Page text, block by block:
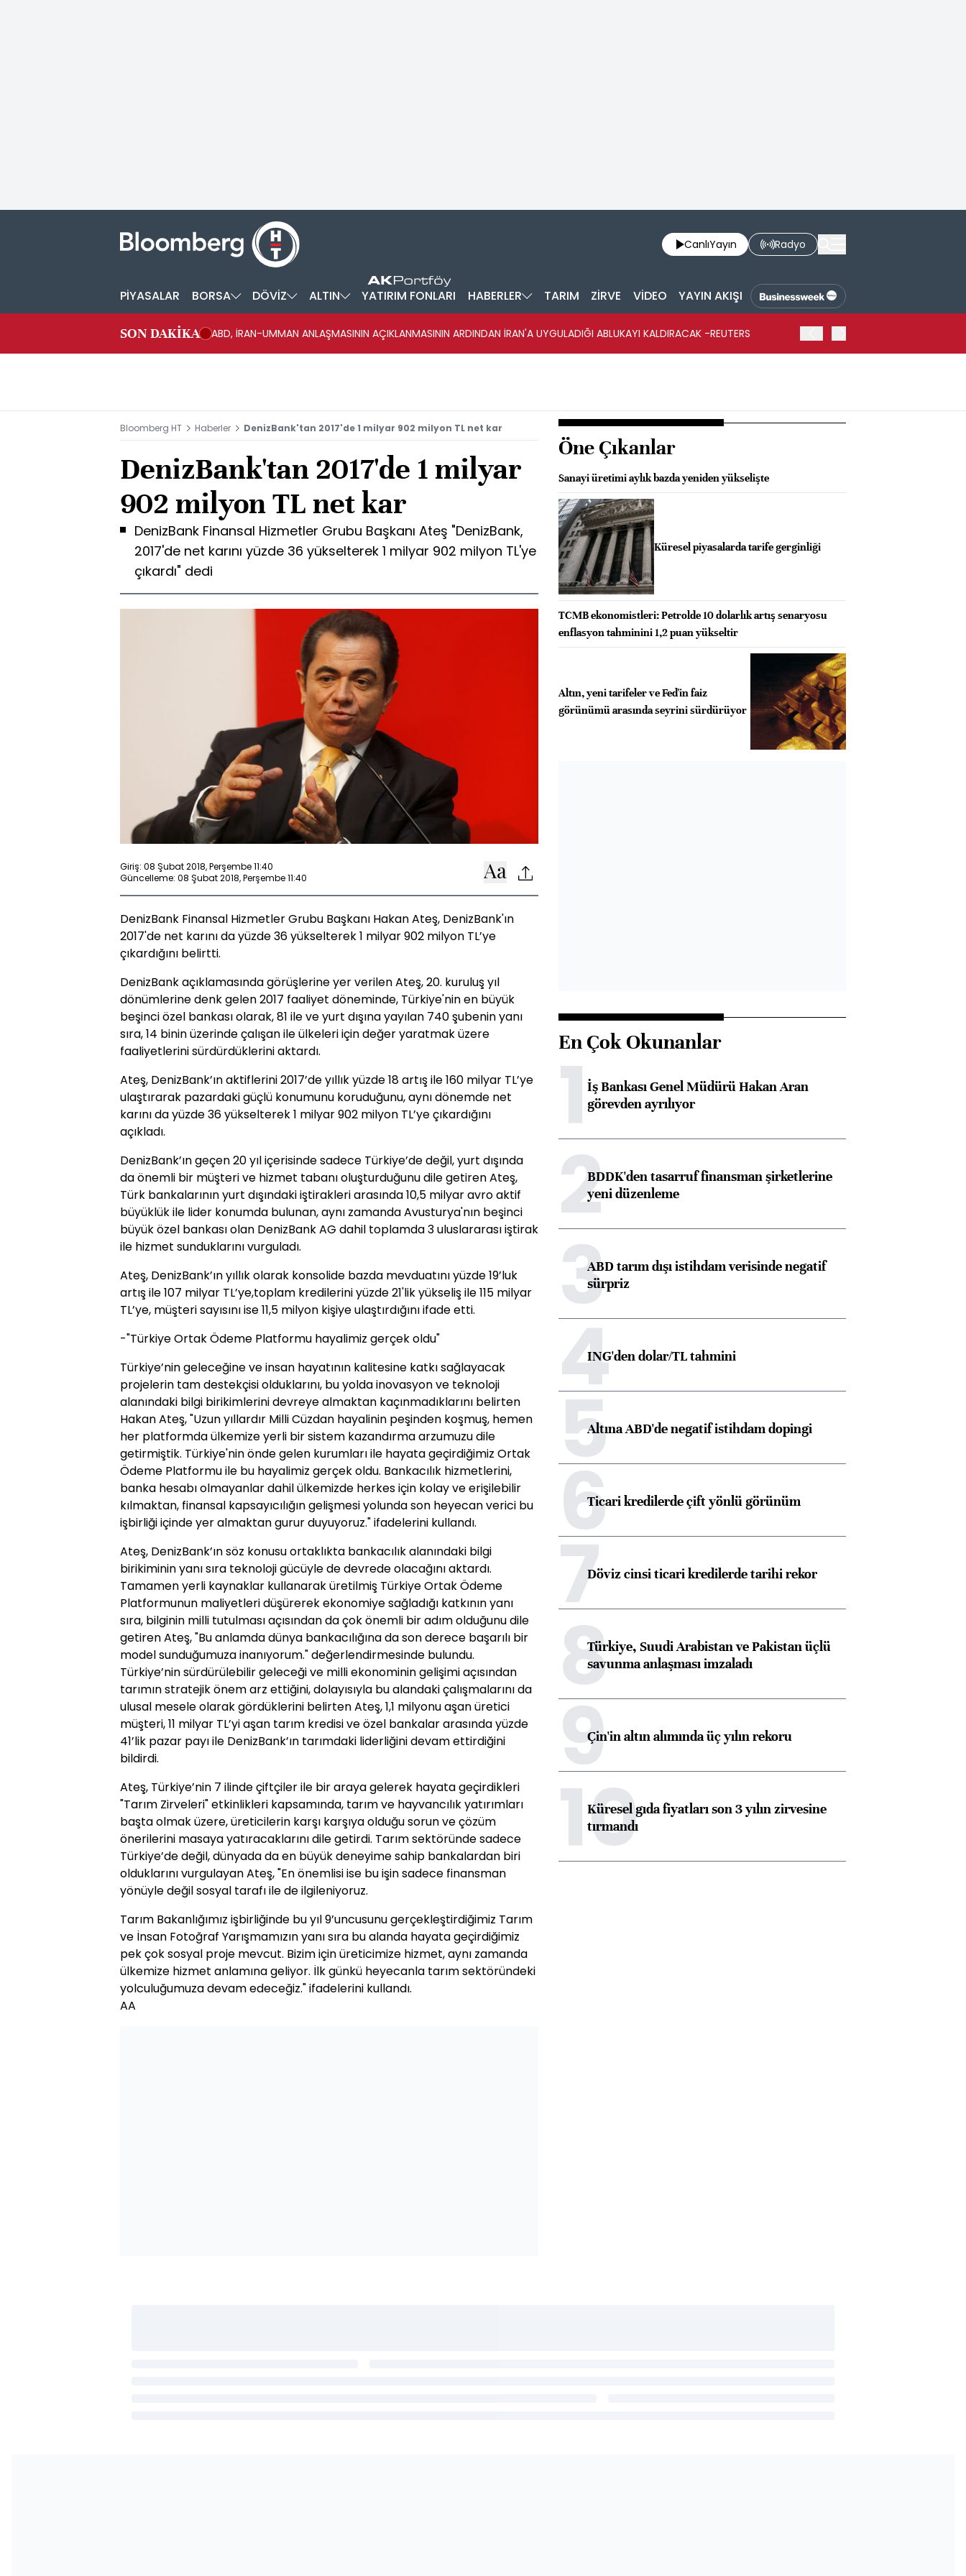
CanlıYayın Radyo
PİYASALAR BORSA DÖVİZ ALTIN YATIRIM FONLARI HABERLER TARIM ZİRVE VİDEO YAYIN AKIŞI
SON DAKİKA ABD, İRAN-UMMAN ANLAŞMASININ AÇIKLANMASININ ARDINDAN İRAN'A UYGULADIĞI ABLUKAYI KALDIRACAK -REUTERS
Bloomberg HT Haberler DenizBank'tan 2017'de 1 milyar 902 milyon TL net kar
DenizBank'tan 2017'de 1 milyar
902 milyon TL net kar
DenizBank Finansal Hizmetler Grubu Başkanı Ateş "DenizBank,
2017'de net karını yüzde 36 yükselterek 1 milyar 902 milyon TL'ye
çıkardı" dedi
Giriş: 08 Şubat 2018, Perşembe 11:40
Güncelleme: 08 Şubat 2018, Perşembe 11:40
DenizBank Finansal Hizmetler Grubu Başkanı Hakan Ateş, DenizBank'ın
2017'de net karını da yüzde 36 yükselterek 1 milyar 902 milyon TL’ye
çıkardığını belirtti.
DenizBank açıklamasında görüşlerine yer verilen Ateş, 20. kuruluş yıl
dönümlerine denk gelen 2017 faaliyet döneminde, Türkiye'nin en büyük
beşinci özel bankası olarak, 81 ile ve yurt dışına yayılan 740 şubenin yanı
sıra, 14 binin üzerinde çalışan ile ülkeleri için değer yaratmak üzere
faaliyetlerini sürdürdüklerini aktardı.
Ateş, DenizBank’ın aktiflerini 2017’de yıllık yüzde 18 artış ile 160 milyar TL’ye
ulaştırarak pazardaki güçlü konumunu koruduğunu, aynı dönemde net
karını da yüzde 36 yükselterek 1 milyar 902 milyon TL’ye çıkardığını
açıkladı.
DenizBank’ın geçen 20 yıl içerisinde sadece Türkiye’de değil, yurt dışında
da önemli bir müşteri ve hizmet tabanı oluşturduğunu dile getiren Ateş,
Türk bankalarının yurt dışındaki iştirakleri arasında 10,5 milyar avro aktif
büyüklük ile lider konumda bulunan, aynı zamanda Avusturya'nın beşinci
büyük özel bankası olan DenizBank AG dahil toplamda 3 uluslararası iştirak
ile hizmet sunduklarını vurguladı.
Ateş, DenizBank’ın yıllık olarak konsolide bazda mevduatını yüzde 19’luk
artış ile 107 milyar TL’ye,toplam kredilerini yüzde 21'lik yükseliş ile 115 milyar
TL’ye, müşteri sayısını ise 11,5 milyon kişiye ulaştırdığını ifade etti.
-"Türkiye Ortak Ödeme Platformu hayalimiz gerçek oldu"
Türkiye’nin geleceğine ve insan hayatının kalitesine katkı sağlayacak
projelerin tam destekçisi olduklarını, bu yolda inovasyon ve teknoloji
alanındaki bilgi birikimlerini devreye almaktan kaçınmadıklarını belirten
Hakan Ateş, "Uzun yıllardır Milli Cüzdan hayalinin peşinden koşmuş, hemen
her platformda ülkemize yerli bir sistem kazandırma arzumuzu dile
getirmiştik. Türkiye'nin önde gelen kurumları ile hayata geçirdiğimiz Ortak
Ödeme Platformu ile bu hayalimiz gerçek oldu. Bankacılık hizmetlerini,
banka hesabı olmayanlar dahil ülkemizde herkes için kolay ve erişilebilir
kılmaktan, finansal kapsayıcılığın gelişmesi yolunda son heyecan verici bu
işbirliği içinde yer almaktan gurur duyuyoruz." ifadelerini kullandı.
Ateş, DenizBank’ın söz konusu ortaklıkta bankacılık alanındaki bilgi
birikiminin yanı sıra teknoloji gücüyle de devrede olacağını aktardı.
Tamamen yerli kaynaklar kullanarak üretilmiş Türkiye Ortak Ödeme
Platformunun maliyetleri düşürerek ekonomiye sağladığı katkının yanı
sıra, bilginin milli tutulması açısından da çok önemli bir adım olduğunu dile
getiren Ateş, "Bu anlamda dünya bankacılığına da son derece başarılı bir
model sunduğumuza inanıyorum." değerlendirmesinde bulundu.
Türkiye’nin sürdürülebilir geleceği ve milli ekonominin gelişimi açısından
tarımın stratejik önem arz ettiğini, dolayısıyla bu alandaki çalışmalarını da
ulusal mesele olarak gördüklerini belirten Ateş, 1,1 milyonu aşan üretici
müşteri, 11 milyar TL’yi aşan tarım kredisi ve özel bankalar arasında yüzde
41’lik pazar payı ile DenizBank’ın tarımdaki liderliğini devam ettirdiğini
bildirdi.
Ateş, Türkiye’nin 7 ilinde çiftçiler ile bir araya gelerek hayata geçirdikleri
"Tarım Zirveleri" etkinlikleri kapsamında, tarım ve hayvancılık yatırımları
başta olmak üzere, üreticilerin karşı karşıya olduğu sorun ve çözüm
önerilerini masaya yatıracaklarını dile getirdi. Tarım sektöründe sadece
Türkiye’de değil, dünyada da en büyük deneyime sahip bankalardan biri
olduklarını vurgulayan Ateş, "En önemlisi ise bu işin sadece finansman
yönüyle değil sosyal tarafı ile de ilgileniyoruz.
Tarım Bakanlığımız işbirliğinde bu yıl 9’uncusunu gerçekleştirdiğimiz Tarım
ve İnsan Fotoğraf Yarışmamızın yanı sıra bu alanda hayata geçirdiğimiz
pek çok sosyal proje mevcut. Bizim için üreticimize hizmet, aynı zamanda
ülkemize hizmet anlamına geliyor. İlk günkü heyecanla tarım sektöründeki
yolculuğumuza devam edeceğiz." ifadelerini kullandı.
AA
Öne Çıkanlar
Sanayi üretimi aylık bazda yeniden yükselişte
Küresel piyasalarda tarife gerginliği
TCMB ekonomistleri: Petrolde 10 dolarlık artış senaryosu
enflasyon tahminini 1,2 puan yükseltir
Altın, yeni tarifeler ve Fed'in faiz
görünümü arasında seyrini sürdürüyor
En Çok Okunanlar
1İş Bankası Genel Müdürü Hakan Aran
görevden ayrılıyor
2BDDK'den tasarruf finansman şirketlerine
yeni düzenleme
3ABD tarım dışı istihdam verisinde negatif
sürpriz
4ING'den dolar/TL tahmini
5Altına ABD'de negatif istihdam dopingi
6Ticari kredilerde çift yönlü görünüm
7Döviz cinsi ticari kredilerde tarihi rekor
8Türkiye, Suudi Arabistan ve Pakistan üçlü
savunma anlaşması imzaladı
9Çin'in altın alımında üç yılın rekoru
10
Küresel gıda fiyatları son 3 yılın zirvesine
tırmandı